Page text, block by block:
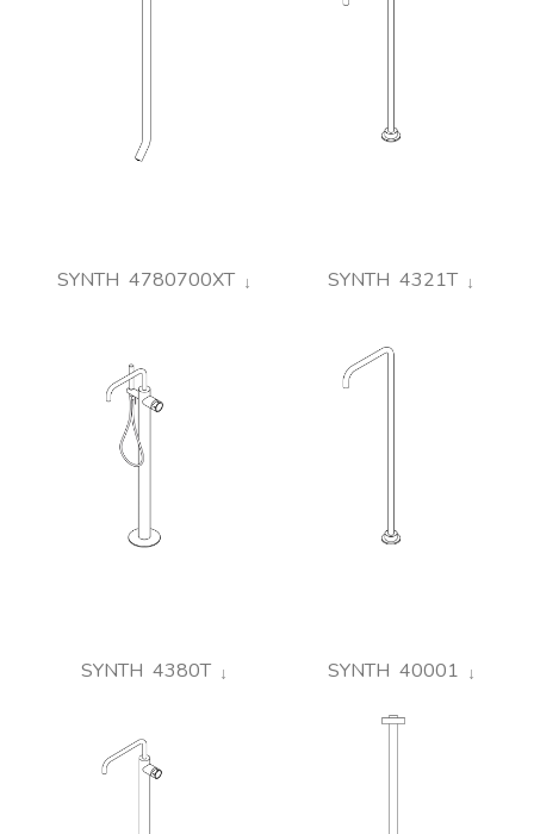
SYNTH 4780700XT SYNTH 4321T
SYNTH 4380T SYNTH 40001